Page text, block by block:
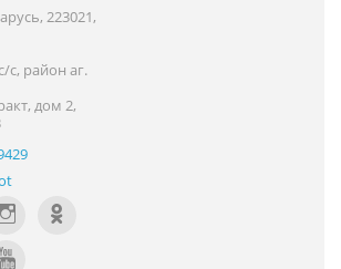
223021,
район аг.
дом 2,